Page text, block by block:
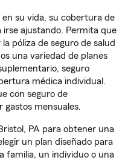
su vida, su cobertura de
ajustando. Permita que
póliza de seguro de salud
una variedad de planes
seguro
médica individual.
con seguro de
gastos mensuales.
PA para obtener una
un plan diseñado para
familia, un individuo o una